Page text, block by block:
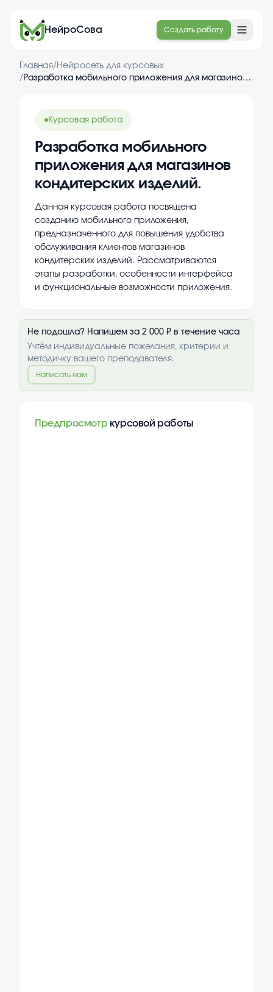
НейроСова Создать работу
Главная/ Нейросеть для курсовых
/
Разработка мобильного приложения для магазинов кондитерских изделий.
Курсовая работа
Разработка мобильного
приложения для магазинов
кондитерских изделий.
Данная курсовая работа посвящена
созданию мобильного приложения,
предназначенного для повышения удобства
обслуживания клиентов магазинов
кондитерских изделий. Рассматриваются
этапы разработки, особенности интерфейса
и функциональные возможности приложения.
Не подошла? Напишем за 2 000 ₽ в течение часа
Учтём индивидуальные пожелания, критерии и
методичку вашего преподавателя.
Написать нам
Предпросмотр курсовой работы